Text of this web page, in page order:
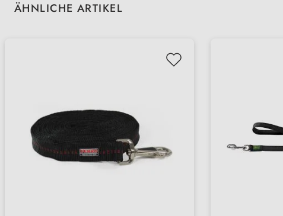
Produktgalerie überspringen
ÄHNLICHE ARTIKEL